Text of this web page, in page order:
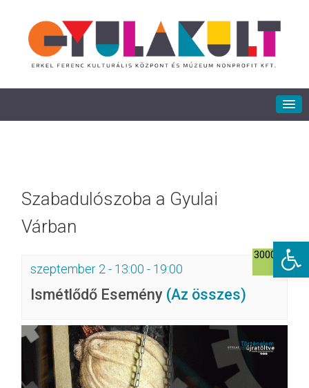
Szabadulószoba a Gyulai
Várban
szeptember 2 - 13:00 - 19:00
Ismétlődő Esemény (Az összes)
3000Ft